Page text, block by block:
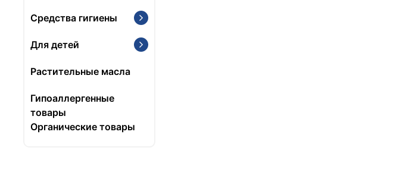
Средства гигиены
Для детей
Растительные масла
Гипоаллергенные
товары
Органические товары